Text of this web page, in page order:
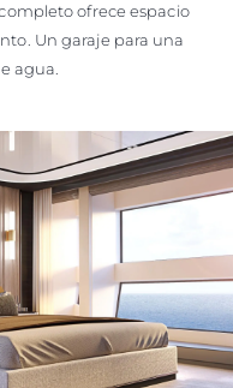
ofrece espacio
Un garaje para una
agua.